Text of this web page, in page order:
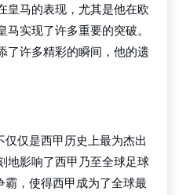
皇马的表现，尤其是他在欧
实现了许多重要的突破。
了许多精彩的瞬间，他的遗
仅是西甲历史上最为杰出
地影响了西甲乃至全球足球
，使得西甲成为了全球最